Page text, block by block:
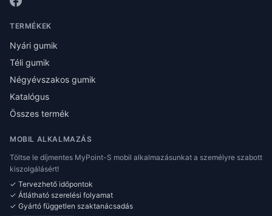
TERMÉKEK
Nyári gumik
Téli gumik
Négyévszakos gumik
Katalógus
Összes termék
MOBIL ALKALMAZÁS
Töltse le díjmentes MyPoint-S mobil alkalmazásunkat a személyre szabott
kiszolgálásért!
✓ Tervezhető időpontok
✓ Átlátható szerelési folyamat
✓ Gyártó független szaktanácsadás